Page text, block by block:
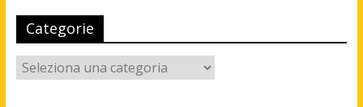
Categorie
Categorie